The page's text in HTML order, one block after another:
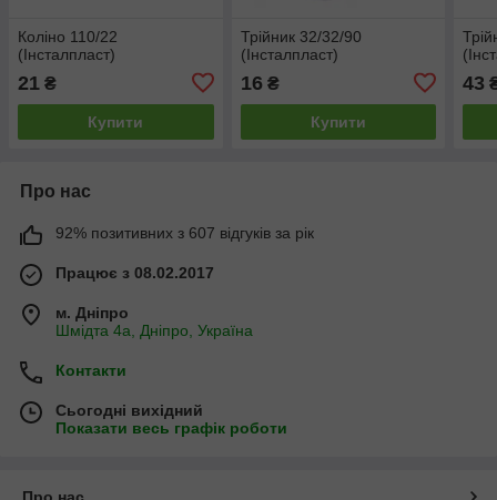
Коліно 110/22
(Інсталпласт)
21 ₴
Купити
Трійник 32/32/90
(Інсталпласт)
16 ₴
Купити
43
Про нас
92% позитивних з 607 відгуків за рік
Працює з 08.02.2017
м. Дніпро
Шмідта 4а, Дніпро, Україна
Контакти
Сьогодні вихідний
Показати весь графік роботи